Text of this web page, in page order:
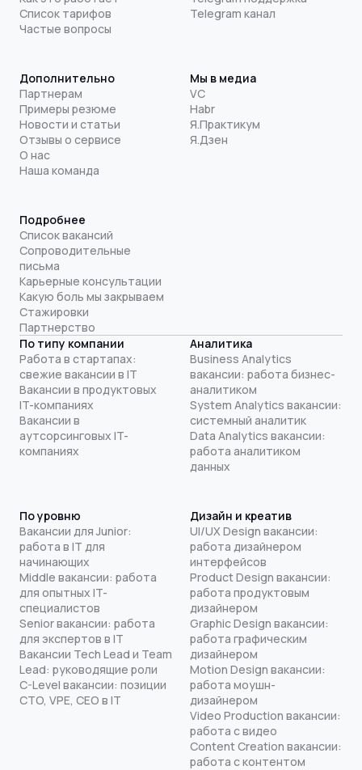
Список тарифов
Частые вопросы
Telegram канал
Дополнительно
Партнерам
Примеры резюме
Новости и статьи
Отзывы о сервисе
О нас
Наша команда
Мы в медиа
VC
Habr
Я.Практикум
Я.Дзен
Подробнее
Список вакансий
Сопроводительные
письма
Карьерные консультации
Какую боль мы закрываем
Стажировки
Партнерство
По типу компании
Работа в стартапах:
свежие вакансии в IT
Вакансии в продуктовых
IT-компаниях
Вакансии в
аутсорсинговых IT-
компаниях
Аналитика
Business Analytics
вакансии: работа бизнес-
аналитиком
System Analytics вакансии:
системный аналитик
Data Analytics вакансии:
работа аналитиком
данных
По уровню
Вакансии для Junior:
работа в IT для
начинающих
Middle вакансии: работа
для опытных IT-
специалистов
Senior вакансии: работа
для экспертов в IT
Вакансии Tech Lead и Team
Lead: руководящие роли
C-Level вакансии: позиции
CTO, VPE, CEO в IT
Дизайн и креатив
UI/UX Design вакансии:
работа дизайнером
интерфейсов
Product Design вакансии:
работа продуктовым
дизайнером
Graphic Design вакансии:
работа графическим
дизайнером
Motion Design вакансии:
работа моушн-
дизайнером
Video Production вакансии:
работа с видео
Content Creation вакансии:
работа с контентом